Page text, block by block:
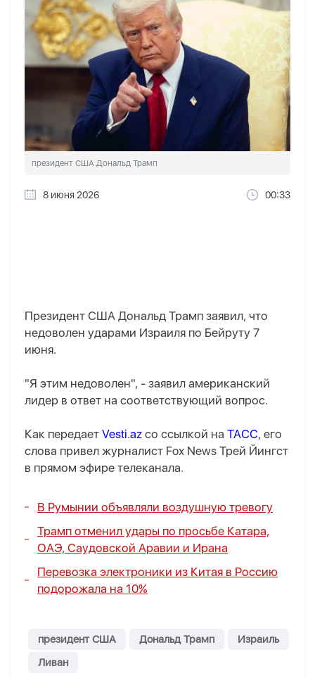
президент США Дональд Трамп
8 июня 2026 00:33
Президент США Дональд Трамп заявил, что
недоволен ударами Израиля по Бейруту 7
июня.
"Я этим недоволен", - заявил американский
лидер в ответ на соответствующий вопрос.
Как передает Vesti.az со ссылкой на ТАСС, его
слова привел журналист Fox News Трей Йингст
в прямом эфире телеканала.
В Румынии объявляли воздушную тревогу
Трамп отменил удары по просьбе Катара,
ОАЭ, Саудовской Аравии и Ирана
Перевозка электроники из Китая в Россию
подорожала на 10%
президент США Дональд Трамп
Израиль
Ливан